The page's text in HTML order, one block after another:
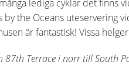
lediga cyklar det finns
by the Oceans uteservering
är fantastisk! Vissa
Terrace i norr till South